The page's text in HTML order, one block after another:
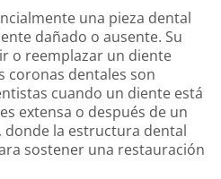
una pieza dental
dañado o ausente. Su
o reemplazar un diente
coronas dentales son
cuando un diente está
extensa o después de un
la estructura dental
sostener una restauración